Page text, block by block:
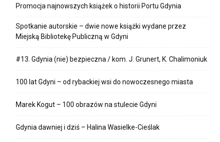
Promocja najnowszych książek o historii Portu Gdynia
Spotkanie autorskie – dwie nowe książki wydane przez
Miejską Bibliotekę Publiczną w Gdyni
#13. Gdynia (nie) bezpieczna / kom. J. Grunert, K. Chalimoniuk
100 lat Gdyni – od rybackiej wsi do nowoczesnego miasta
Marek Kogut – 100 obrazów na stulecie Gdyni
Gdynia dawniej i dziś – Halina Wasielke-Cieślak